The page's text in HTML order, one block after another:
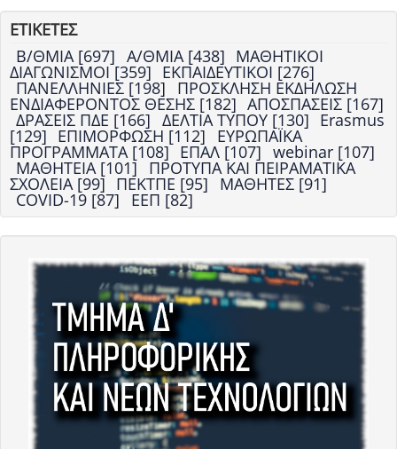
ΕΤΙΚΕΤΕΣ
Β/ΘΜΙΑ [697] Α/ΘΜΙΑ [438] ΜΑΘΗΤΙΚΟΙ
ΔΙΑΓΩΝΙΣΜΟΙ [359] ΕΚΠΑΙΔΕΥΤΙΚΟΙ [276]
ΠΑΝΕΛΛΗΝΙΕΣ [198] ΠΡΟΣΚΛΗΣΗ ΕΚΔΗΛΩΣΗ
ΕΝΔΙΑΦΕΡΟΝΤΟΣ ΘΕΣΗΣ [182] ΑΠΟΣΠΑΣΕΙΣ [167]
ΔΡΑΣΕΙΣ ΠΔΕ [166] ΔΕΛΤΙΑ ΤΥΠΟΥ [130] Erasmus
[129] ΕΠΙΜΟΡΦΩΣΗ [112] ΕΥΡΩΠΑΪΚΑ
ΠΡΟΓΡΑΜΜΑΤΑ [108] ΕΠΑΛ [107] webinar [107]
ΜΑΘΗΤΕΙΑ [101] ΠΡΟΤΥΠΑ ΚΑΙ ΠΕΙΡΑΜΑΤΙΚΑ
ΣΧΟΛΕΙΑ [99] ΠΕΚΤΠΕ [95] ΜΑΘΗΤΕΣ [91]
COVID-19 [87] ΕΕΠ [82]